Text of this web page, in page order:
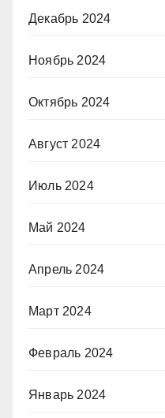
Декабрь 2024
Ноябрь 2024
Октябрь 2024
Август 2024
Июль 2024
Май 2024
Апрель 2024
Март 2024
Февраль 2024
Январь 2024